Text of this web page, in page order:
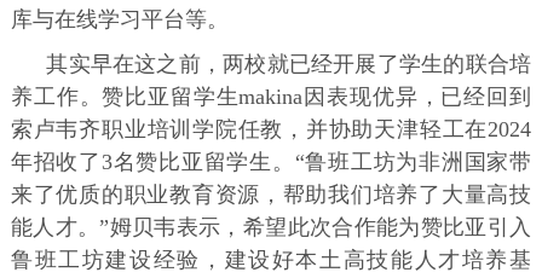
库与在线学习平台等。
其实早在这之前，两校就已经开展了学生的联合培
养工作。赞比亚留学生makina因表现优异，已经回到
索卢韦齐职业培训学院任教，并协助天津轻工在2024
年招收了3名赞比亚留学生。“鲁班工坊为非洲国家带
来了优质的职业教育资源，帮助我们培养了大量高技
能人才。”姆贝韦表示，希望此次合作能为赞比亚引入
鲁班工坊建设经验，建设好本土高技能人才培养基